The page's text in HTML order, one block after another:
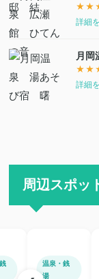
詳細
月
詳細
周辺スポッ
温泉・銭
湯